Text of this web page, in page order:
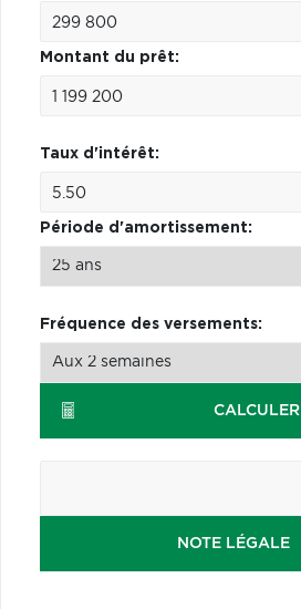
Montant du prêt:
Taux d'intérêt:
Période d'amortissement:
Fréquence des versements:
CALCULER
NOTE LÉGALE